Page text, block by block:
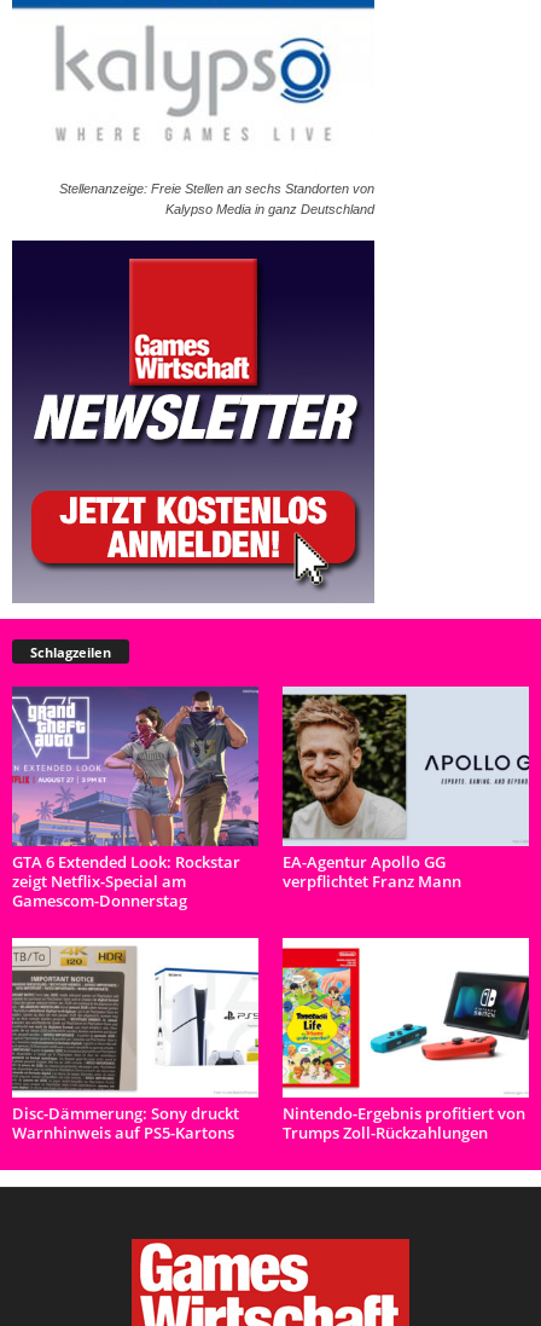
Stellenanzeige: Freie Stellen an sechs Standorten von
Kalypso Media in ganz Deutschland
Schlagzeilen
GTA 6 Extended Look: Rockstar
zeigt Netflix-Special am
Gamescom-Donnerstag
EA-Agentur Apollo GG
verpflichtet Franz Mann
Disc-Dämmerung: Sony druckt
Warnhinweis auf PS5-Kartons
Nintendo-Ergebnis profitiert von
Trumps Zoll-Rückzahlungen